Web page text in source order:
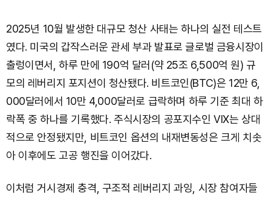
2025년 10월 발생한 대규모 청산 사태는 하나의 실전 테스트
였다. 미국의 갑작스러운 관세 부과 발표로 글로벌 금융시장이
출렁이면서, 하루 만에 190억 달러(약 25조 6,500억 원) 규
모의 레버리지 포지션이 청산됐다. 비트코인(BTC)은 12만 6,
000달러에서 10만 4,000달러로 급락하며 하루 기준 최대 하
락폭 중 하나를 기록했다. 주식시장의 공포지수인 VIX는 상대
적으로 안정됐지만, 비트코인 옵션의 내재변동성은 크게 치솟
아 이후에도 고공 행진을 이어갔다.
이처럼 거시경제 충격, 구조적 레버리지 과잉, 시장 참여자들